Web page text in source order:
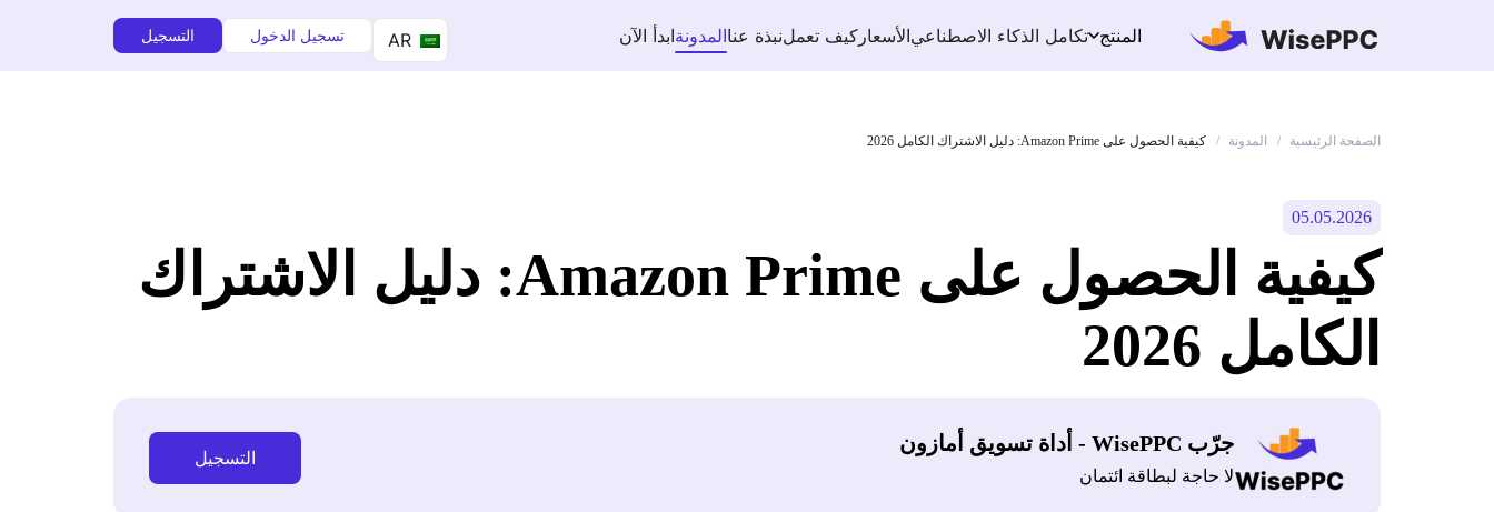
المنتج تكامل الذكاء الاصطناعيالأسعار كيف تعملنبذة عناالمدونةابدأ الآن تسجيل الدخول التسجيل
الصفحة الرئيسية / المدونة / كيفية الحصول على Amazon Prime: دليل الاشتراك الكامل 2026
05.05.2026
كيفية الحصول على Amazon Prime: دليل الاشتراك
الكامل 2026
جرّب WisePPC - أداة تسويق أمازون
لا حاجة لبطاقة ائتمان
التسجيل